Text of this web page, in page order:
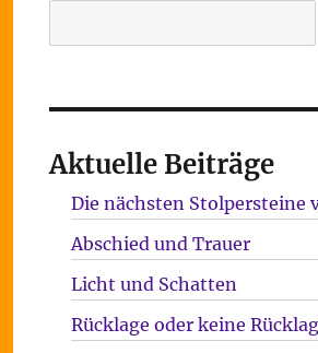
Aktuelle Beiträge
Die nächsten Stolpersteine
Abschied und Trauer
Licht und Schatten
Rücklage oder keine